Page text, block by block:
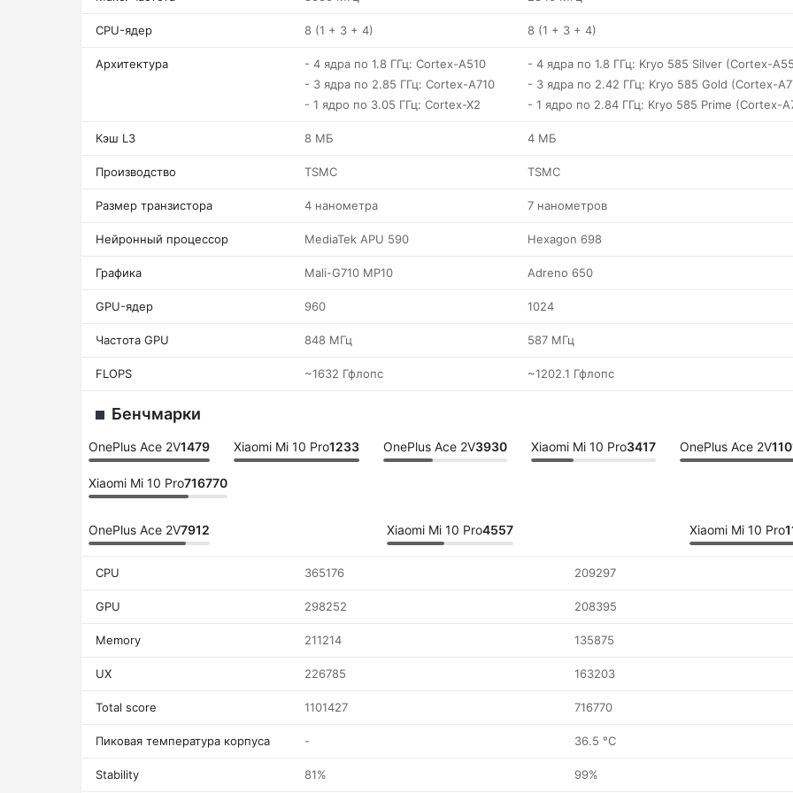
CPU-ядер 8 (1 + 3 + 4) 8 (1 + 3 + 4)
Архитектура
- 4 ядра по 1.8 ГГц: Cortex-A510
- 3 ядра по 2.85 ГГц: Cortex-A710
- 1 ядро по 3.05 ГГц: Cortex-X2
- 4 ядра по 1.8 ГГц: Kryo 585 Silver (Cortex-
- 3 ядра по 2.42 ГГц: Kryo 585 Gold (Cortex-
- 1 ядро по 2.84 ГГц: Kryo 585 Prime (Cortex-
Кэш L3 8 МБ 4 МБ
Производство TSMC TSMC
Размер транзистора 4 нанометра 7 нанометров
Нейронный процессор MediaTek APU 590 Hexagon 698
Графика Mali-G710 MP10 Adreno 650
GPU-ядер 960 1024
Частота GPU 848 МГц 587 МГц
FLOPS ~1632 Гфлопс ~1202.1 Гфлопс
Бенчмарки
OnePlus Ace 2V1479 Xiaomi Mi 10 Pro1233 OnePlus Ace 2V3930 Xiaomi Mi 10 Pro3417 OnePlus Ace 2V
Xiaomi Mi 10 Pro716770
OnePlus Ace 2V7912 Xiaomi Mi 10 Pro4557 Xiaomi Mi 10 Pro
CPU 365176 209297
GPU 298252 208395
Memory 211214 135875
UX 226785 163203
Total score 1101427 716770
Пиковая температура корпуса - 36.5 °C
Stability 81% 99%